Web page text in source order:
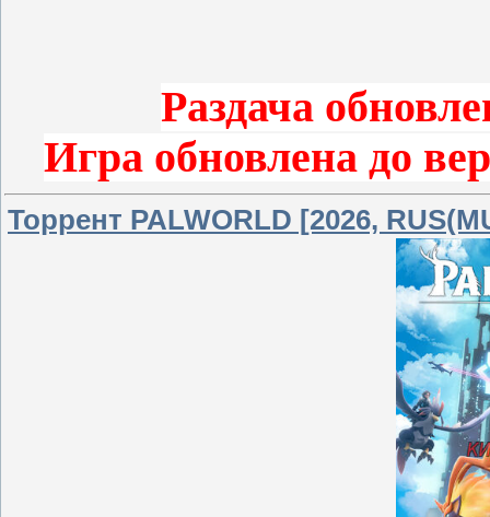
Раздача
Игра обновлена до
Торрент PALWORLD [2026,